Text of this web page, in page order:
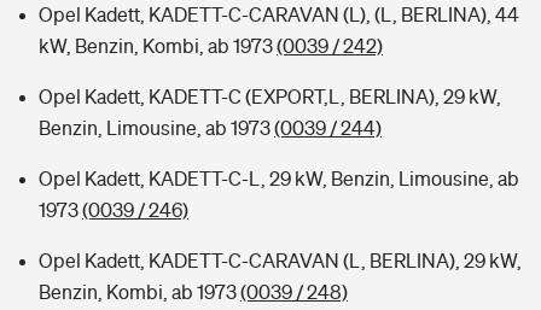
Opel Kadett, KADETT-C-CARAVAN (L), (L, BERLINA), 44
kW, Benzin, Kombi, ab 1973(0039 / 242)
Opel Kadett, KADETT-C (EXPORT,L, BERLINA), 29 kW,
Benzin, Limousine, ab 1973(0039 / 244)
Opel Kadett, KADETT-C-L, 29 kW, Benzin, Limousine, ab
1973(0039 / 246)
Opel Kadett, KADETT-C-CARAVAN (L, BERLINA), 29 kW,
Benzin, Kombi, ab 1973(0039 / 248)